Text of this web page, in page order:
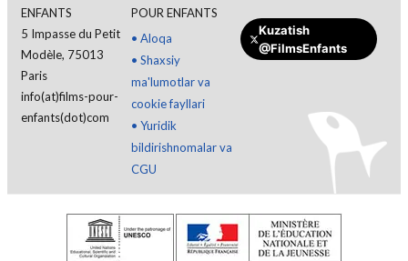
Tizimga kirish
ENFANTS
5 Impasse du Petit
Modèle, 75013
Paris
info(at)films-pour-
enfants(dot)com
POUR ENFANTS
• Aloqa
• Shaxsiy
ma'lumotlar va
cookie fayllari
• Yuridik
bildirishnomalar va
CGU
Kuzatish
@FilmsEnfants